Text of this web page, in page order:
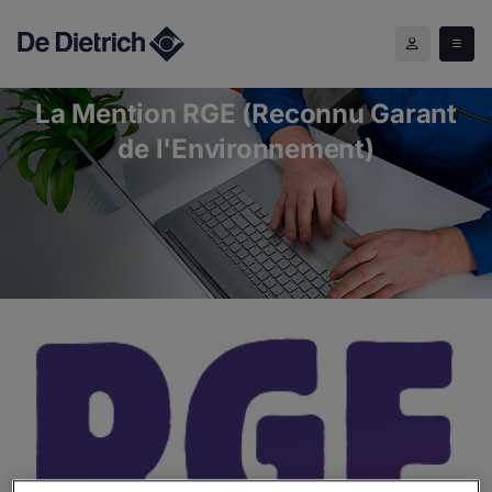
La Mention RGE (Reconnu Garant de l'Environnement)
La Mention RGE (Reconnu Garant
de l'Environnement)